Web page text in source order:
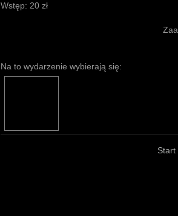
Wstęp: 20 zł
Na to wydarzenie wybierają się:
Start